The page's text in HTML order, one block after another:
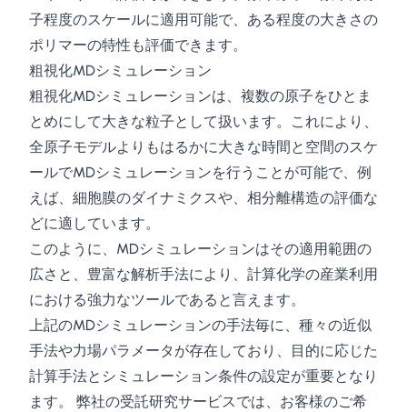
子程度のスケールに適用可能で、ある程度の大きさの
ポリマーの特性も評価できます。
粗視化MDシミュレーション
粗視化MDシミュレーションは、複数の原子をひとま
とめにして大きな粒子として扱います。これにより、
全原子モデルよりもはるかに大きな時間と空間のスケ
ールでMDシミュレーションを行うことが可能で、例
えば、細胞膜のダイナミクスや、相分離構造の評価な
どに適しています。
このように、MDシミュレーションはその適用範囲の
広さと、豊富な解析手法により、計算化学の産業利用
における強力なツールであると言えます。
上記のMDシミュレーションの手法毎に、種々の近似
手法や力場パラメータが存在しており、目的に応じた
計算手法とシミュレーション条件の設定が重要となり
ます。 弊社の受託研究サービスでは、お客様のご希